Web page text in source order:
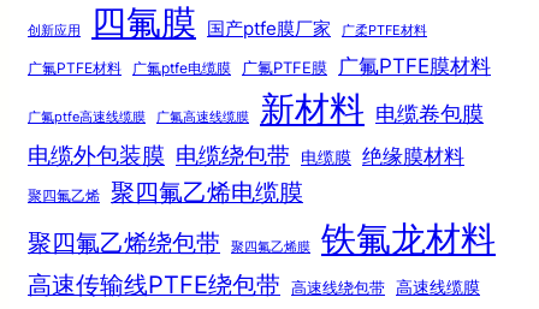
创新应用 四氟膜 国产ptfe膜厂家 广柔PTFE材料
广氟PTFE材料 广氟ptfe电缆膜 广氟PTFE膜 广氟PTFE膜材料
广氟ptfe高速线缆膜 广氟高速线缆膜 新材料 电缆卷包膜
电缆外包装膜 电缆绕包带 电缆膜 绝缘膜材料
聚四氟乙烯
聚四氟乙烯电缆膜
聚四氟乙烯绕包带
聚四氟乙烯膜 铁氟龙材料
高速传输线PTFE绕包带 高速线绕包带 高速线缆膜